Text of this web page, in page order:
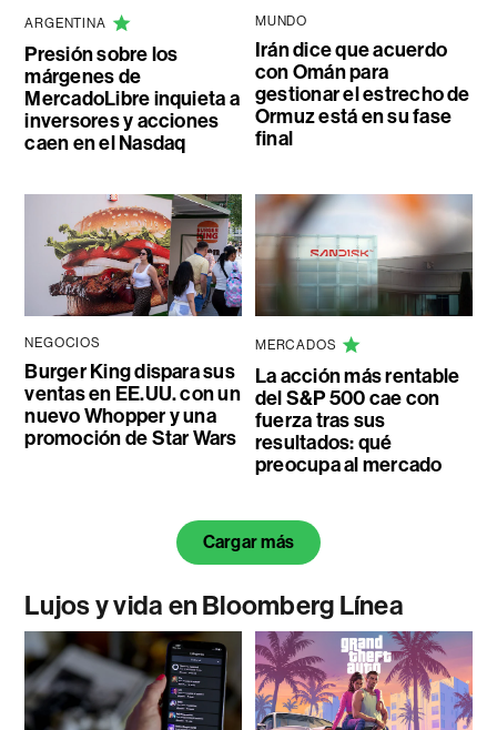
ARGENTINA
Presión sobre los
márgenes de
MercadoLibre inquieta a
inversores y acciones
caen en el Nasdaq
MUNDO
Irán dice que acuerdo
con Omán para
gestionar el estrecho de
Ormuz está en su fase
final
NEGOCIOS
Burger King dispara sus
ventas en EE.UU. con un
nuevo Whopper y una
promoción de Star Wars
MERCADOS
La acción más rentable
del S&P 500 cae con
fuerza tras sus
resultados: qué
preocupa al mercado
Cargar más
Lujos y vida en Bloomberg Línea